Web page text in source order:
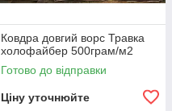
Ковдра довгий ворс Травка
холофайбер 500грам/м2
Готово до відправки
Ціну уточнюйте